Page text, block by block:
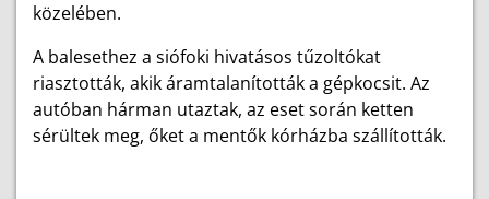
közelében.
A balesethez a siófoki hivatásos tűzoltókat
riasztották, akik áramtalanították a gépkocsit. Az
autóban hárman utaztak, az eset során ketten
sérültek meg, őket a mentők kórházba szállították.